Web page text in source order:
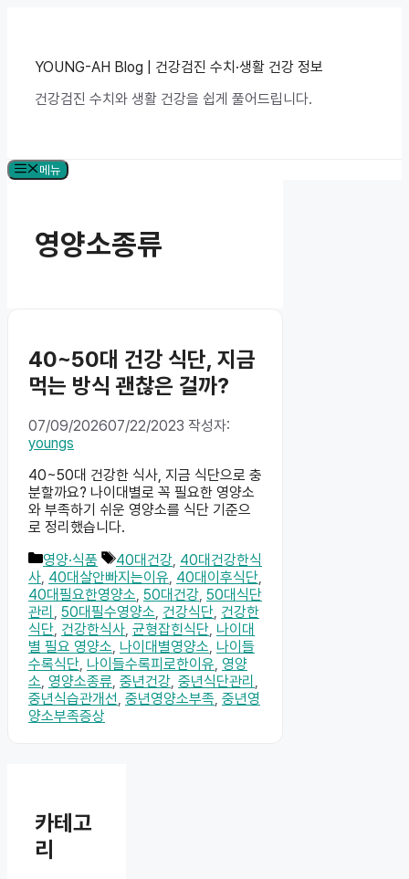
YOUNG-AH Blog | 건강검진 수치·생활 건강 정보
건강검진 수치와 생활 건강을 쉽게 풀어드립니다.
메뉴
영양소종류
40~50대 건강 식단, 지금
먹는 방식 괜찮은 걸까?
07/09/202607/22/2023 작성자:
youngs
40~50대 건강한 식사, 지금 식단으로 충
분할까요? 나이대별로 꼭 필요한 영양소
와 부족하기 쉬운 영양소를 식단 기준으
로 정리했습니다.
카
테
고
리
영양·식품
태
그
40대건강, 40대건강한식
사, 40대살안빠지는이유, 40대이후식단,
40대필요한영양소, 50대건강, 50대식단
관리 , 50대필수영양소, 건강식단, 건강한
식단, 건강한식사, 균형잡힌식단, 나이대
별 필요 영양소, 나이대별영양소, 나이들
수록식단, 나이들수록피로한이유, 영양
소, 영양소종류, 중년건강, 중년식단관리 ,
중년식습관개선, 중년영양소부족, 중년영
양소부족증상
카테고
리